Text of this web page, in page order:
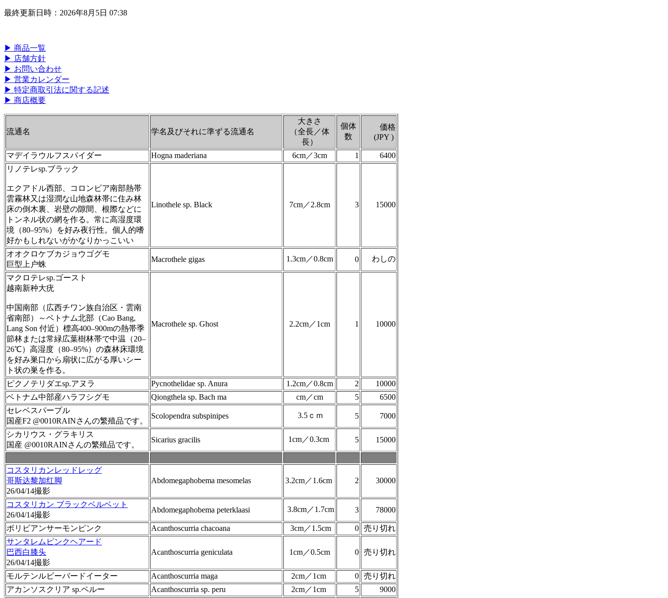
最終更新日時：2026年8月5日 07:38
▶ 商品一覧
▶ 店舗方針
▶ お問い合わせ
▶ 営業カレンダー
▶ 特定商取引法に関する記述
▶ 商店概要
流通名 学名及びそれに準ずる流通名
大きさ
（全長／体
長）
個体
数
価格
(JPY )
マデイラウルフスパイダー Hogna maderiana 6cm／3cm 1
6400
リノテレsp.ブラック
エクアドル西部、コロンビア南部熱帯
雲霧林又は湿潤な山地森林帯に住み林
床の倒木裏、岩壁の隙間、根際などに
トンネル状の網を作る。常に高湿度環
境（80–95%）を好み夜行性。個人的嗜
好かもしれないがかなりかっこいい
Linothele sp. Black 7cm／2.8cm 3 15000
オオクロケブカジョウゴグモ
巨型上户蛛
Macrothele gigas 1.3cm／0.8cm 0 わしの
マクロテレsp.ゴースト
越南新种大疣
中国南部（広西チワン族自治区・雲南
省南部）～ベトナム北部（Cao Bang,
Lang Son 付近）標高400–900mの熱帯季
節林または常緑広葉樹林帯で中温（20–
26℃）高湿度（80–95%）の森林床環境
を好み巣口から扇状に広がる厚いシー
ト状の巣を作る。
Macrothele sp. Ghost 2.2cm／1cm 1 10000
ピクノテリダエsp.アヌラ Pycnothelidae sp. Anura 1.2cm／0.8cm 2
10000
ベトナム中部産ハラフシグモ
Qiongthela sp. Bach ma cm／cm 5
6500
セレベスパープル
国産F2 @0010RAINさんの繁殖品です。
Scolopendra subspinipes 3.5ｃｍ 5 7000
シカリウス・グラキリス
国産 @0010RAINさんの繁殖品です。
Sicarius gracilis 1cm／0.3cm 5 15000
コスタリカンレッドレッグ
哥斯达黎加红脚
26/04/14撮影
Abdomegaphobema mesomelas 3.2cm／1.6cm 2 30000
コスタリカン ブラックベルベット
26/04/14撮影
Abdomegaphobema peterklaasi 3.8cm／1.7cm 3 78000
ボリビアンサーモンピンク Acanthoscurria chacoana 3cm／1.5cm 0 売り切れ
サンタレムピンクヘアード
巴西白膝头
26/04/14撮影
Acanthoscurria geniculata 1cm／0.5cm 0 売り切れ
モルテンルビーバードイーター Acanthoscurria maga 2cm／1cm 0 売り切れ
アカンソスクリア sp.ペルー
Acanthoscurria sp. peru 2cm／1cm 5
9000